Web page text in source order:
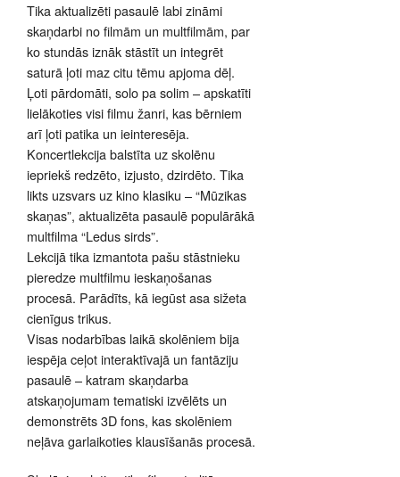
Tika aktualizēti pasaulē labi zināmi
skaņdarbi no filmām un multfilmām, par
ko stundās iznāk stāstīt un integrēt
saturā ļoti maz citu tēmu apjoma dēļ.
Ļoti pārdomāti, solo pa solim – apskatīti
lielākoties visi filmu žanri, kas bērniem
arī ļoti patika un ieinteresēja.
Koncertlekcija balstīta uz skolēnu
iepriekš redzēto, izjusto, dzirdēto. Tika
likts uzsvars uz kino klasiku – “Mūzikas
skaņas”, aktualizēta pasaulē populārākā
multfilma “Ledus sirds”.
Lekcijā tika izmantota pašu stāstnieku
pieredze multfilmu ieskaņošanas
procesā. Parādīts, kā iegūst asa sižeta
cienīgus trikus.
Visas nodarbības laikā skolēniem bija
iespēja ceļot interaktīvajā un fantāziju
pasaulē – katram skaņdarba
atskaņojumam tematiski izvēlēts un
demonstrēts 3D fons, kas skolēniem
neļāva garlaikoties klausīšanās procesā.